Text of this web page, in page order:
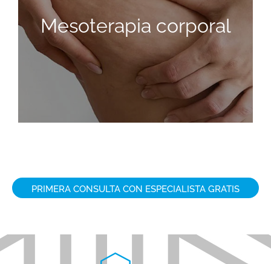
Mesoterapia corporal
MESOTERAPIA CORPORAL
SABER MÁS
PRIMERA CONSULTA CON ESPECIALISTA GRATIS